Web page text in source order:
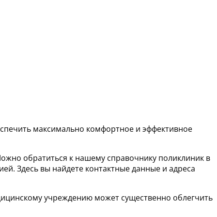
максимально комфортное и эффективное
обратиться к нашему справочнику поликлиник в
Здесь вы найдете контактные данные и адреса
учреждению может существенно облегчить